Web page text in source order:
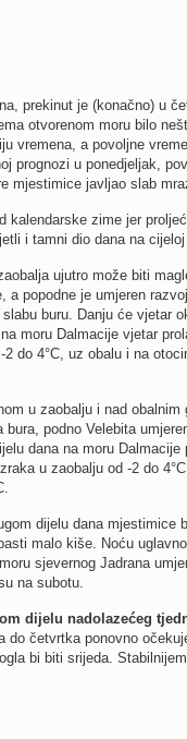
prekinut je (konačno) u
otvorenom moru bilo
vremena, a povoljne
prognozi u ponedjeljak,
mjestimice javljao slab
zime jer
i tamni dio dana na
ujutro može biti
popodne je umjeren
buru. Danju će vjetar
moru Dalmacije vjetar
do 4°C, uz obalu i na
u zaobalju i nad obalnim
podno Velebita
dana na moru Dalmacije
u zaobalju od -2 do
dijelu dana mjestimice
malo kiše. Noću
sjevernog Jadrana
na subotu.
dijelu nadolazećeg
četvrtka ponovno
bi biti srijeda.